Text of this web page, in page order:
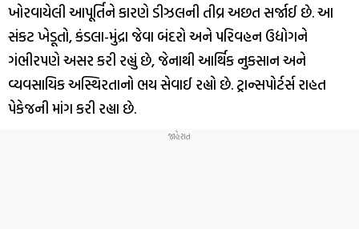
ખોરવાયેલી આપૂર્તિને કારણે ડીઝલની તીવ્ર અછત સર્જાઈ છે. આ
સંકટ ખેડૂતો, કંડલા-મુંદ્રા જેવા બંદરો અને પરિવહન ઉદ્યોગને
ગંભીરપણે અસર કરી રહ્યું છે, જેનાથી આર્થિક નુકસાન અને
વ્યવસાયિક અસ્થિરતાનો ભય સેવાઈ રહ્યો છે. ટ્રાન્સપોર્ટર્સ રાહત
પેકેજની માંગ કરી રહ્યા છે.